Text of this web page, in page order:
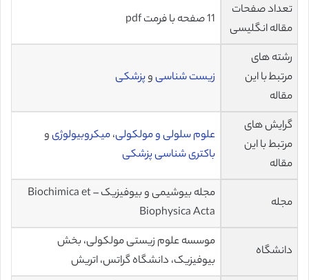
تعداد صفحات
مقاله انگلیسی
11 صفحه با فرمت pdf
رشته های
مرتبط با این
مقاله
زیست شناسیوپزشکی
گرایش های
مرتبط با این
مقاله
علوم سلولی و مولکولی،میکروبیولوژیو
باکتری شناسی پزشکی
مجله
مجله بیوشیمی و بیوفیزیک – Biochimica et
Biophysica Acta
دانشگاه
موسسه علوم زیستی مولکولی، بخش
بیوفیزیک، دانشگاه گراتس، اتریش